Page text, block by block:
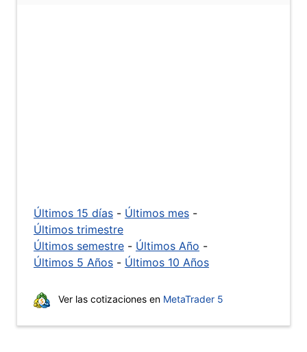
Últimos 15 días - Últimos mes -
Últimos trimestre
Últimos semestre - Últimos Año -
Últimos 5 Años - Últimos 10 Años
Ver las cotizaciones en MetaTrader 5